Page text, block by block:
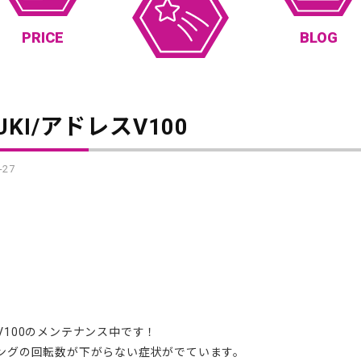
PRICE BLOG
アドレスV100
27
のメンテナンス中です！
グの回転数が下がらない症状がでています。